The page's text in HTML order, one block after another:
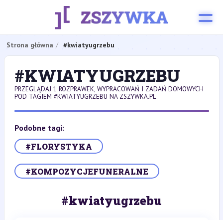
Strona główna #kwiatyugrzebu
#KWIATYUGRZEBU
PRZEGLĄDAJ 1 ROZPRAWEK, WYPRACOWAŃ I ZADAŃ DOMOWYCH
POD TAGIEM #KWIATYUGRZEBU NA ZSZYWKA.PL
Podobne tagi:
#FLORYSTYKA
#KOMPOZYCJEFUNERALNE
#kwiatyugrzebu